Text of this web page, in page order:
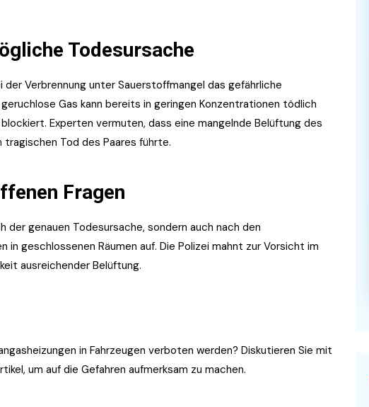
Todesursache
Verbrennung unter Sauerstoffmangel das gefährliche
Gas kann bereits in geringen Konzentrationen tödlich
Experten vermuten, dass eine mangelnde Belüftung des
Tod des Paares führte.
Fragen
genauen Todesursache, sondern auch nach den
geschlossenen Räumen auf. Die Polizei mahnt zur Vorsicht im
ausreichender Belüftung.
in Fahrzeugen verboten werden? Diskutieren Sie mit
um auf die Gefahren aufmerksam zu machen.